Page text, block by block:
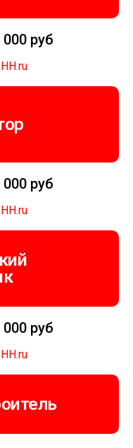
руб
руб
руб